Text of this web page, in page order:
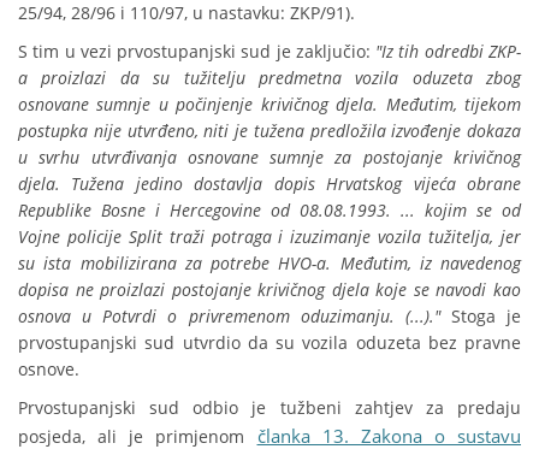
25/94, 28/96 i 110/97, u nastavku: ZKP/91).
S tim u vezi prvostupanjski sud je zaključio: "Iz tih odredbi ZKP-
a proizlazi da su tužitelju predmetna vozila oduzeta zbog
osnovane sumnje u počinjenje krivičnog djela. Međutim, tijekom
postupka nije utvrđeno, niti je tužena predložila izvođenje dokaza
u svrhu utvrđivanja osnovane sumnje za postojanje krivičnog
djela. Tužena jedino dostavlja dopis Hrvatskog vijeća obrane
Republike Bosne i Hercegovine od 08.08.1993. ... kojim se od
Vojne policije Split traži potraga i izuzimanje vozila tužitelja, jer
su ista mobilizirana za potrebe HVO-a. Međutim, iz navedenog
dopisa ne proizlazi postojanje krivičnog djela koje se navodi kao
osnova u Potvrdi o privremenom oduzimanju. (...)."Stoga je
prvostupanjski sud utvrdio da su vozila oduzeta bez pravne
osnove.
Prvostupanjski sud odbio je tužbeni zahtjev za predaju
posjeda, ali je primjenom članka 13. Zakona o sustavu